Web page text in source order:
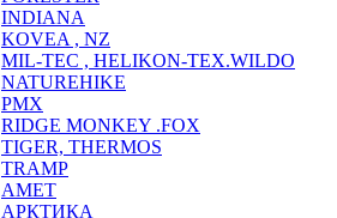
INDIANA
KOVEA , NZ
MIL-TEC , HELIKON-TEX.WILDO
NATUREHIKE
PMX
RIDGE MONKEY .FOX
TIGER, THERMOS
TRAMP
АМЕТ
АРКТИКА